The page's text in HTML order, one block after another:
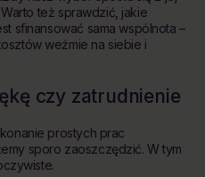
też sprawdzić, jakie
sfinansować sama wspólnota –
weźmie na siebie i
czy zatrudnienie
prostych prac
sporo zaoszczędzić. W tym